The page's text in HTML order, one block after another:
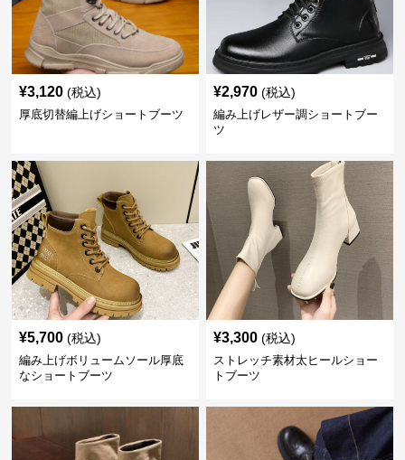
¥3,120 (税込)
厚底切替編上げショートブーツ
¥2,970 (税込)
編み上げレザー調ショートブー
ツ
¥5,700 (税込)
編み上げボリュームソール厚底
なショートブーツ
¥3,300 (税込)
ストレッチ素材太ヒールショー
トブーツ